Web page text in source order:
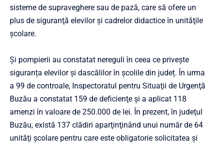
sisteme de supraveghere sau de pază, care să ofere un
plus de siguranţă elevilor şi cadrelor didactice în unităţile
școlare.
Și pompierii au constatat nereguli în ceea ce privește
siguranța elevilor și dascălilor în școlile din județ. În urma
a 99 de controale, Inspectoratul pentru Situaţii de Urgenţă
Buzău a constatat 159 de deficienţe și a aplicat 118
amenzi în valoare de 250.000 de lei. În prezent, în judeţul
Buzău, există 137 clădiri aparţinţinând unui număr de 64
unităţi şcolare pentru care este obligatorie solicitatea şi